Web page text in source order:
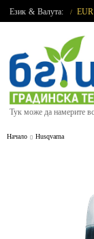
Език & Валута: / EUR
Тук може да намерите
Начало Husqvarna